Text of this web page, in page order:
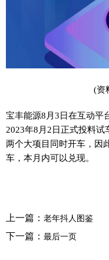
(资
宝丰能源8月3日在互动平
2023年8月2日正式投料
两个大项目同时开车，因
车，本月内可以兑现。
上一篇： 老年抖人图鉴
下一篇： 最后一页